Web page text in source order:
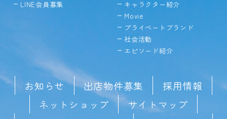
LINE会員募集
キャラクター紹介
Movie
プライベートブランド
社会活動
エピソード紹介
お知らせ 出店物件募集
採用情報
ネットショップ
サイトマップ